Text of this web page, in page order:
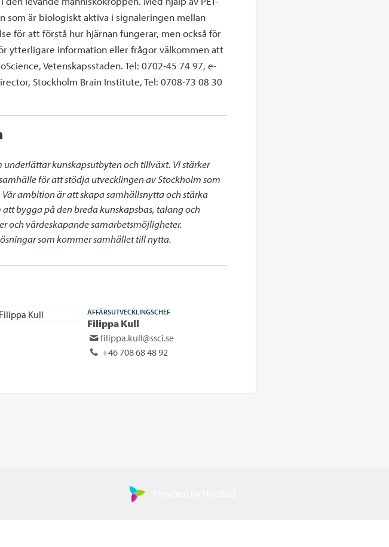
som är biologiskt aktiva i signaleringen mellan
för att förstå hur hjärnan fungerar, men också för
ytterligare information eller frågor välkommen att
Vetenskapsstaden. Tel: 0702-45 74 97, e-
Stockholm Brain Institute, Tel: 0708-73 08 30
kunskapsutbyten och tillväxt. Vi stärker
för att stödja utvecklingen av Stockholm som
ambition är att skapa samhällsnytta och stärka
bygga på den breda kunskapsbas, talang och
och värdeskapande samarbetsmöjligheter.
som kommer samhället till nytta.
AFFÄRSUTVECKLINGSCHEF
Filippa Kull
filippa.kull@ssci.se
+46 708 68 48 92